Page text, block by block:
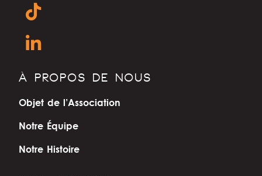
À PROPOS DE NOUS
Objet de l’Association
Notre Équipe
Notre Histoire